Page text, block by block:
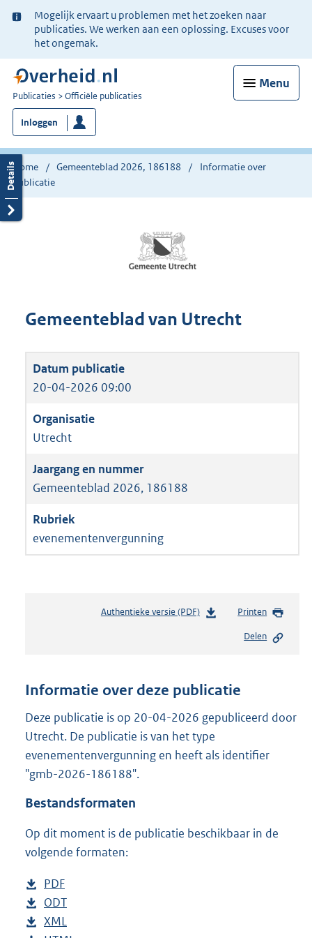
Ter
informatie:
Mogelijk ervaart u problemen met het zoeken naar
publicaties. We werken aan een oplossing. Excuses voor
het ongemak.
Menu
U
bent
nu
hier:
Publicaties Officiële publicaties
Inloggen
Home Gemeenteblad 2026, 186188
Informatie over
publicatie
Gemeenteblad van Utrecht
20-04-2026 09:00
Utrecht
Gemeenteblad 2026, 186188
evenementenvergunning
Authentieke versie (PDF)b
n
s
r
o
:
Printen
Delen
Informatie over deze publicatie
Deze publicatie is op 20-04-2026 gepubliceerd door
Utrecht. De publicatie is van het type
evenementenvergunning en heeft als identifier
"gmb-2026-186188".
Bestandsformaten
Op dit moment is de publicatie beschikbaar in de
volgende formaten:
D
o
w
PDF
e
s
D
o
ODT
D
XML